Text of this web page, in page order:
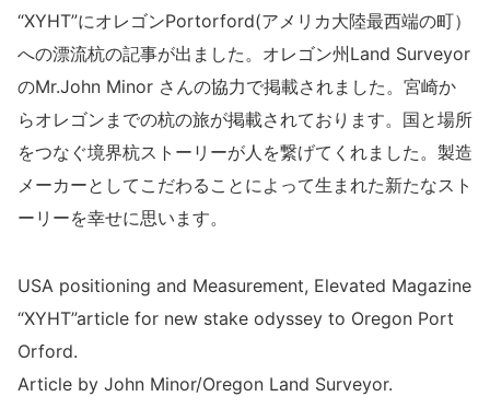
“XYHT”にオレゴンPortorford(アメリカ大陸最西端の町）
への漂流杭の記事が出ました。オレゴン州Land Surveyor
のMr.John Minor さんの協力で掲載されました。宮崎か
らオレゴンまでの杭の旅が掲載されております。国と場所
をつなぐ境界杭ストーリーが人を繋げてくれました。製造
メーカーとしてこだわることによって生まれた新たなスト
ーリーを幸せに思います。
USA positioning and Measurement, Elevated Magazine
“XYHT”article for new stake odyssey to Oregon Port
Orford.
Article by John Minor/Oregon Land Surveyor.